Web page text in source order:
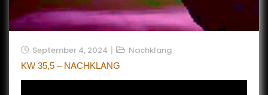
September 4, 2024 Nachklang
KW 35,5 – NACHKLANG